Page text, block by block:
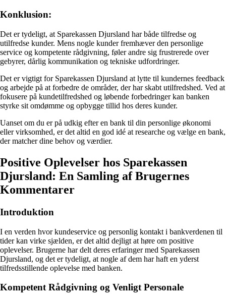
Konklusion:
Det er tydeligt, at Sparekassen Djursland har både tilfredse og
utilfredse kunder. Mens nogle kunder fremhæver den personlige
service og kompetente rådgivning, føler andre sig frustrerede over
gebyrer, dårlig kommunikation og tekniske udfordringer.
Det er vigtigt for Sparekassen Djursland at lytte til kundernes feedback
og arbejde på at forbedre de områder, der har skabt utilfredshed. Ved at
fokusere på kundetilfredshed og løbende forbedringer kan banken
styrke sit omdømme og opbygge tillid hos deres kunder.
Uanset om du er på udkig efter en bank til din personlige økonomi
eller virksomhed, er det altid en god idé at researche og vælge en bank,
der matcher dine behov og værdier.
Positive Oplevelser hos Sparekassen
Djursland: En Samling af Brugernes
Kommentarer
Introduktion
I en verden hvor kundeservice og personlig kontakt i bankverdenen til
tider kan virke sjælden, er det altid dejligt at høre om positive
oplevelser. Brugerne har delt deres erfaringer med Sparekassen
Djursland, og det er tydeligt, at nogle af dem har haft en yderst
tilfredsstillende oplevelse med banken.
Kompetent Rådgivning og Venligt Personale